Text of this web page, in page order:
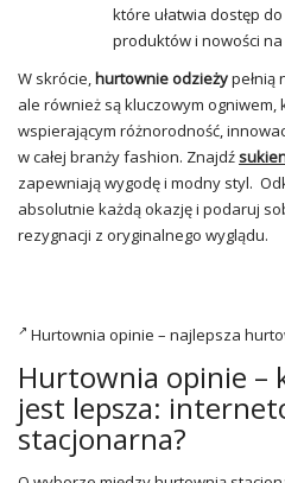
które ułatwia dostęp
produktów i nowości
W skrócie,hurtownie odzieżypełnią
ale również są kluczowym ogniwem,
wspierającym różnorodność,
w całej branży fashion. Znajdź
zapewniają wygodę i modny styl.
absolutnie każdą okazję i podaruj
rezygnacji z oryginalnego wyglądu.
Hurtownia opinie – najlepsza
Hurtownia opinie
jest lepsza:
stacjonarna?